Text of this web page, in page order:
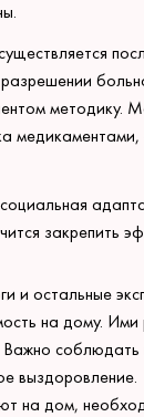
методику.
закрепить
и остальные
на дому. Ими
соблюдать
выздоровление.
на дом,